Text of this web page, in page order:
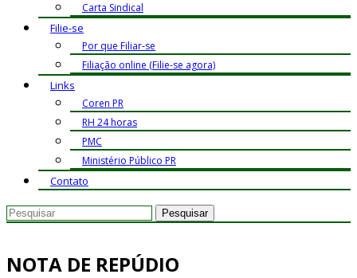
Carta Sindical
Filie-se
Por que Filiar-se
Filiação online (Filie-se agora)
Links
Coren PR
RH 24 horas
PMC
Ministério Público PR
Contato
NOTA DE REPÚDIO